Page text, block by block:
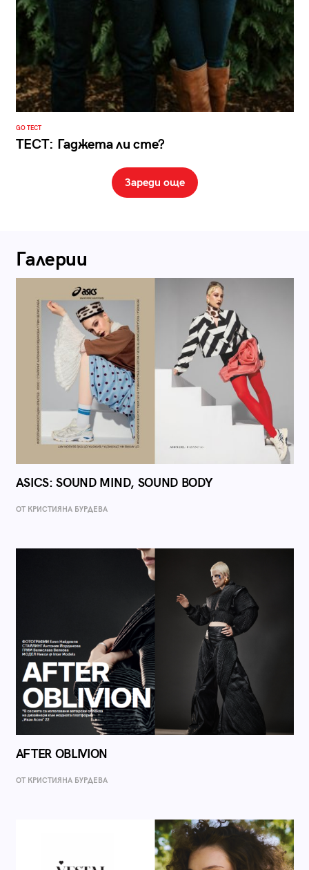
GO ТЕСТ
ТЕСТ: Гаджета ли сте?
Зареди още
Галерии
ASICS: SOUND MIND, SOUND BODY
ОТ КРИСТИЯНА БУРДЕВА
AFTER OBLIVION
ОТ КРИСТИЯНА БУРДЕВА